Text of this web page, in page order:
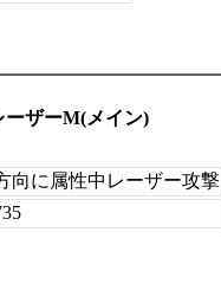
ーザーM(メイン)
向に属性中レーザー攻撃